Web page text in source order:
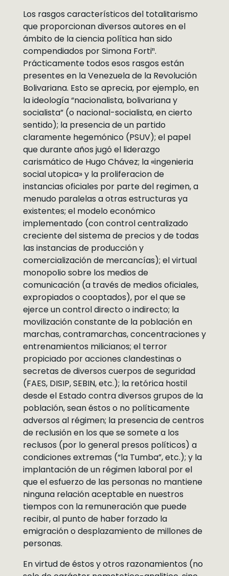
Los rasgos característicos del totalitarismo
que proporcionan diversos autores en el
ámbito de la ciencia política han sido
compendiados por Simona Forti¹¹.
Prácticamente todos esos rasgos están
presentes en la Venezuela de la Revolución
Bolivariana. Esto se aprecia, por ejemplo, en
la ideología “nacionalista, bolivariana y
socialista” (o nacional-socialista, en cierto
sentido); la presencia de un partido
claramente hegemónico (PSUV); el papel
que durante años jugó el liderazgo
carismático de Hugo Chávez; la «ingenieria
social utopica» y la proliferacion de
instancias oficiales por parte del regimen, a
menudo paralelas a otras estructuras ya
existentes; el modelo económico
implementado (con control centralizado
creciente del sistema de precios y de todas
las instancias de producción y
comercialización de mercancías); el virtual
monopolio sobre los medios de
comunicación (a través de medios oficiales,
expropiados o cooptados), por el que se
ejerce un control directo o indirecto; la
movilización constante de la población en
marchas, contramarchas, concentraciones y
entrenamientos milicianos; el terror
propiciado por acciones clandestinas o
secretas de diversos cuerpos de seguridad
(FAES, DISIP, SEBIN, etc.); la retórica hostil
desde el Estado contra diversos grupos de la
población, sean éstos o no políticamente
adversos al régimen; la presencia de centros
de reclusión en los que se somete a los
reclusos (por lo general presos políticos) a
condiciones extremas (“la Tumba”, etc.); y la
implantación de un régimen laboral por el
que el esfuerzo de las personas no mantiene
ninguna relación aceptable en nuestros
tiempos con la remuneración que puede
recibir, al punto de haber forzado la
emigración o desplazamiento de millones de
personas.
En virtud de éstos y otros razonamientos (no